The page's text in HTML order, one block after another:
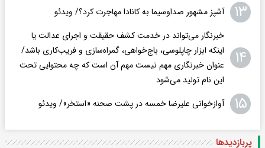
۱۳ آشپز مشهور صداوسیما به کانادا مهاجرت کرد؟/ ویدئو
۱۴
خبرنگار می‌تواند در خدمت کشف حقیقت و اجرای عدالت یا
اینکه ابزار چاپلوسی، باج‌خواهی، گمراه‌سازی و فریب‌کاری باشد/
عنوان خبرنگاری مهم نیست مهم آن است که چه محتوایی تحت
این نام تولید می‌شود
۱۵ آوازخوانی علیرضا خمسه در پشت صحنه «استخر»/ ویدئو
پربازدید‌ها